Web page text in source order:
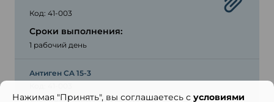
Код: 41-003
Сроки выполнения:
1 рабочий день
Антиген CA 15-3
Стоимость взятия биоматериала:
Нажимая "Принять", вы соглашаетесь с условиями